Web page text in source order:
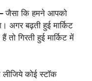
जैसा कि हमने आपको
अगर बढ़ती हुई मार्किट
गिरती हुई मार्किट में
लीजिये कोई स्टॉक